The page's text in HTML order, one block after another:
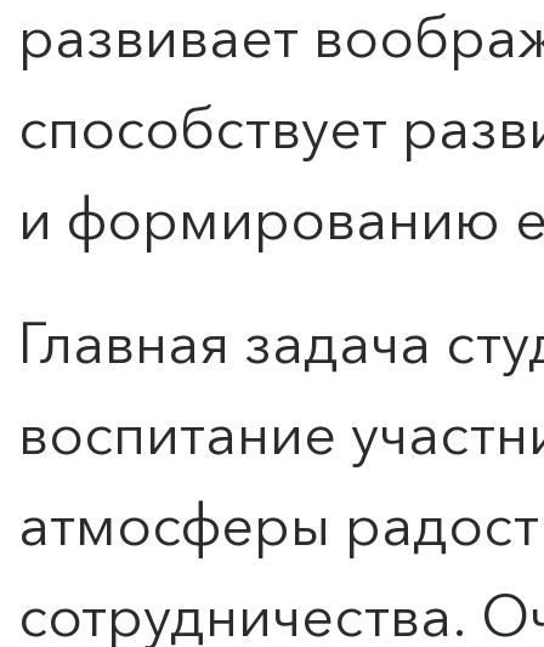
развивает
способствует
и формированию
Главная задача
воспитание
атмосферы
сотрудничества.
Расписание и стоимость